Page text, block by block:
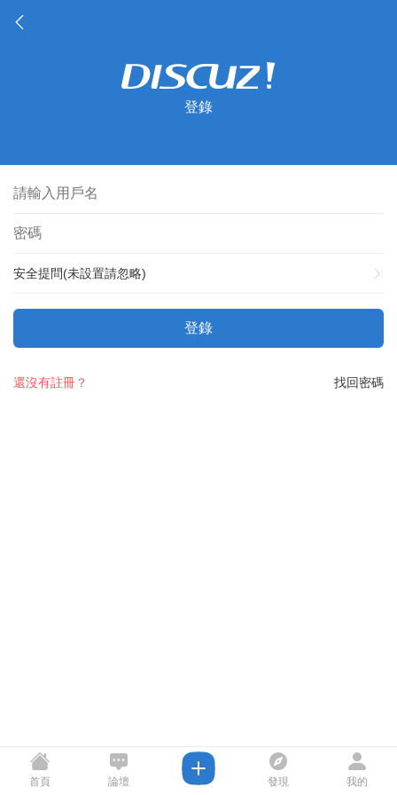
登錄
安全提問(未設置請忽略)
登錄
找回密碼
還沒有註冊？
首頁 論壇 發現 我的